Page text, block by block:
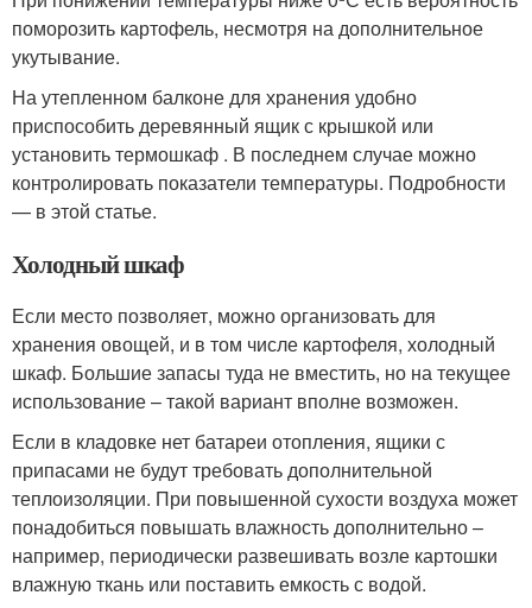
поморозить картофель, несмотря на дополнительное
укутывание.
На утепленном балконе для хранения удобно
приспособить деревянный ящик с крышкой или
установить термошкаф . В последнем случае можно
контролировать показатели температуры. Подробности
— в этой статье.
Холодный шкаф
Если место позволяет, можно организовать для
хранения овощей, и в том числе картофеля, холодный
шкаф. Большие запасы туда не вместить, но на текущее
использование – такой вариант вполне возможен.
Если в кладовке нет батареи отопления, ящики с
припасами не будут требовать дополнительной
теплоизоляции. При повышенной сухости воздуха может
понадобиться повышать влажность дополнительно –
например, периодически развешивать возле картошки
влажную ткань или поставить емкость с водой.